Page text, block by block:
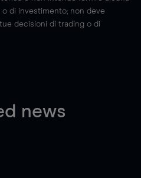
di investimento; non deve
decisioni di trading o di
news